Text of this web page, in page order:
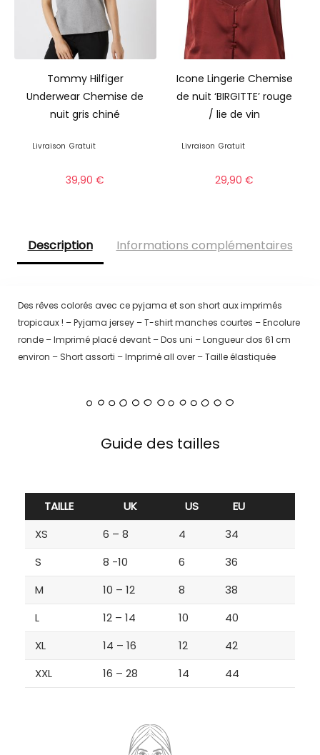
Tommy Hilfiger
Underwear Chemise de
nuit gris chiné
Livraison Gratuit
39,90€
Icone Lingerie Chemise
de nuit ‘BIRGITTE’ rouge
/ lie de vin
Livraison Gratuit
29,90€
Description Informations complémentaires
Des rêves colorés avec ce pyjama et son short aux imprimés
tropicaux ! – Pyjama jersey – T-shirt manches courtes – Encolure
ronde – Imprimé placé devant – Dos uni – Longueur dos 61 cm
environ – Short assorti – Imprimé all over – Taille élastiquée
Guide des tailles
TAILLE UK US
EU
XS
6 – 8 4
34
S
8 -10 6
36
M
10 – 12 8
38
L
12 – 14 10
40
XL
14 – 16 12
42
XXL
16 – 28 14 44